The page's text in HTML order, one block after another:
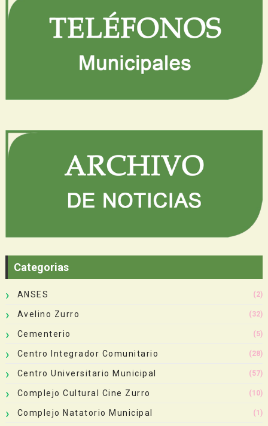
Categorias
ANSES (2)
Avelino Zurro (32)
Cementerio (5)
Centro Integrador Comunitario (28)
Centro Universitario Municipal (57)
Complejo Cultural Cine Zurro (10)
Complejo Natatorio Municipal (1)